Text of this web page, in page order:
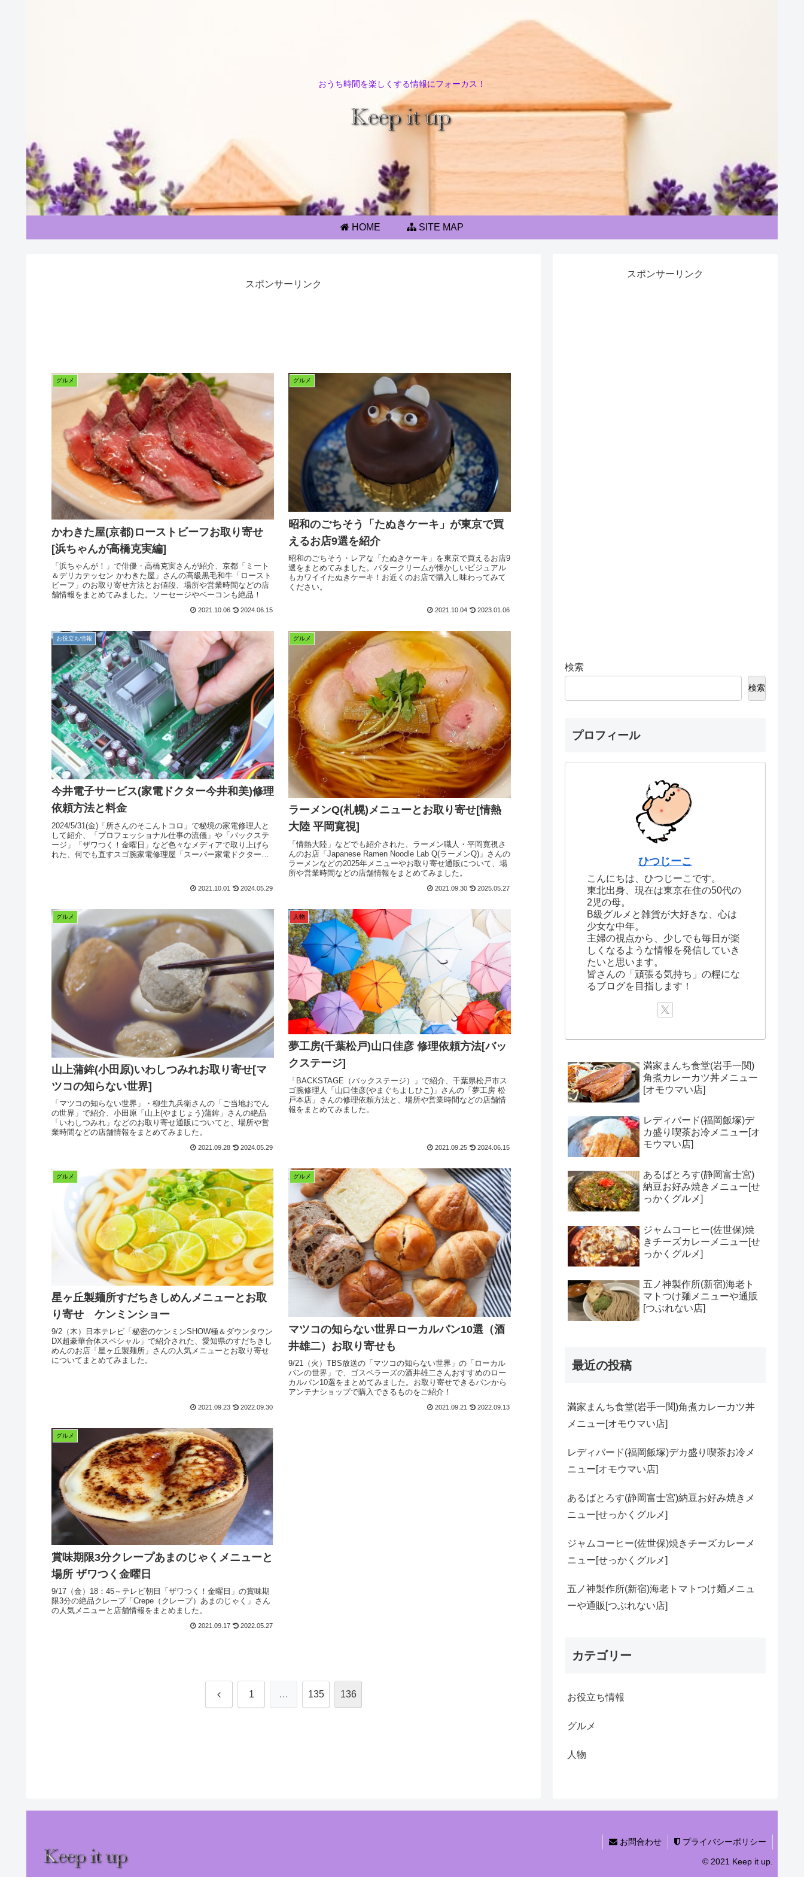
おうち時間を楽しくする情報にフォーカス！
HOME SITE MAP
スポンサーリンク
グルメ
かわきた屋(京都)ローストビーフお取り寄せ
[浜ちゃんが高橋克実編]
「浜ちゃんが！」で俳優・高橋克実さんが紹介、京都「ミート
＆デリカテッセン かわきた屋」さんの高級黒毛和牛「ロースト
ビーフ」のお取り寄せ方法とお値段、場所や営業時間などの店
舗情報をまとめてみました。ソーセージやベーコンも絶品！
2021.10.06 2024.06.15
グルメ
昭和のごちそう「たぬきケーキ」が東京で買
えるお店9選を紹介
昭和のごちそう・レアな「たぬきケーキ」を東京で買えるお店9
選をまとめてみました。バタークリームが懐かしいビジュアル
もカワイイたぬきケーキ！お近くのお店で購入し味わってみて
ください。
2021.10.04 2023.01.06
お役立ち情報
今井電子サービス(家電ドクター今井和美)修理
依頼方法と料金
2024/5/31(金)「所さんのそこんトコロ」で秘境の家電修理人と
して紹介、「プロフェッショナル仕事の流儀」や「バックステ
ージ」「ザワつく！金曜日」など色々なメディアで取り上げら
れた、何でも直すスゴ腕家電修理屋「スーパー家電ドクター・
2021.10.01 2024.05.29
グルメ
ラーメンQ(札幌)メニューとお取り寄せ[情熱
大陸 平岡寛視]
「情熱大陸」などでも紹介された、ラーメン職人・平岡寛視さ
んのお店「Japanese Ramen Noodle Lab Q(ラーメンQ)」さんの
ラーメンなどの2025年メニューやお取り寄せ通販について、場
所や営業時間などの店舗情報をまとめてみました。
2021.09.30 2025.05.27
グルメ
山上蒲鉾(小田原)いわしつみれお取り寄せ[マ
ツコの知らない世界]
「マツコの知らない世界」・柳生九兵衛さんの「ご当地おでん
の世界」で紹介、小田原「山上(やまじょう)蒲鉾」さんの絶品
「いわしつみれ」などのお取り寄せ通販についてと、場所や営
業時間などの店舗情報をまとめてみました。
2021.09.28 2024.05.29
人物
夢工房(千葉松戸)山口佳彦 修理依頼方法[バッ
クステージ]
「BACKSTAGE（バックステージ）」で紹介、千葉県松戸市ス
ゴ腕修理人「山口佳彦(やまぐちよしひこ)」さんの「夢工房 松
戸本店」さんの修理依頼方法と、場所や営業時間などの店舗情
報をまとめてみました。
2021.09.25 2024.06.15
グルメ
星ヶ丘製麺所すだちきしめんメニューとお取
り寄せ ケンミンショー
9/2（木）日本テレビ「秘密のケンミンSHOW極＆ダウンタウン
DX超豪華合体スペシャル」で紹介された、愛知県のすだちきし
めんのお店「星ヶ丘製麺所」さんの人気メニューとお取り寄せ
についてまとめてみました。
2021.09.23 2022.09.30
グルメ
マツコの知らない世界ローカルパン10選（酒
井雄二）お取り寄せも
9/21（火）TBS放送の「マツコの知らない世界」の「ローカル
パンの世界」で、ゴスペラーズの酒井雄二さんおすすめのロー
カルパン10選をまとめてみました。お取り寄せできるパンから
アンテナショップで購入できるものをご紹介！
2021.09.21 2022.09.13
グルメ
賞味期限3分クレープあまのじゃくメニューと
場所 ザワつく金曜日
9/17（金）18：45～テレビ朝日「ザワつく！金曜日」の賞味期
限3分の絶品クレープ「Crepe（クレープ）あまのじゃく」さん
の人気メニューと店舗情報をまとめました。
2021.09.17 2022.05.27
前 1 … 135 136
スポンサーリンク
検索
検索
プロフィール
ひつじーこ
こんにちは、ひつじーこです。
東北出身、現在は東京在住の50代の
2児の母。
B級グルメと雑貨が大好きな、心は
少女な中年。
主婦の視点から、少しでも毎日が楽
しくなるような情報を発信していき
たいと思います。
皆さんの「頑張る気持ち」の糧にな
るブログを目指します！
満家まんち食堂(岩手一関)
角煮カレーカツ丼メニュー
[オモウマい店]
レディバード(福岡飯塚)デ
カ盛り喫茶お冷メニュー[オ
モウマい店]
あるばとろす(静岡富士宮)
納豆お好み焼きメニュー[せ
っかくグルメ]
ジャムコーヒー(佐世保)焼
きチーズカレーメニュー[せ
っかくグルメ]
五ノ神製作所(新宿)海老ト
マトつけ麺メニューや通販
[つぶれない店]
最近の投稿
満家まんち食堂(岩手一関)角煮カレーカツ丼
メニュー[オモウマい店]
レディバード(福岡飯塚)デカ盛り喫茶お冷メ
ニュー[オモウマい店]
あるばとろす(静岡富士宮)納豆お好み焼きメ
ニュー[せっかくグルメ]
ジャムコーヒー(佐世保)焼きチーズカレーメ
ニュー[せっかくグルメ]
五ノ神製作所(新宿)海老トマトつけ麺メニュ
ーや通販[つぶれない店]
カテゴリー
お役立ち情報
グルメ
人物
お問合わせ プライバシーポリシー
© 2021 Keep it up.